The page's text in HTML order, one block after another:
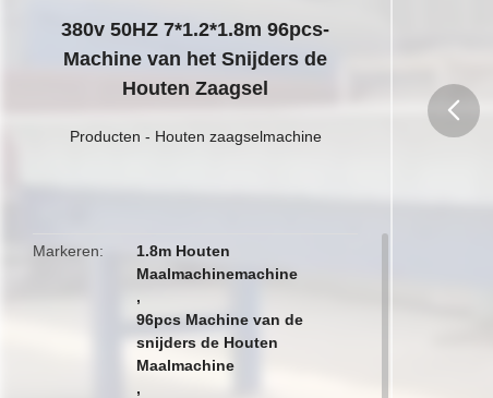
380v 50HZ 7*1.2*1.8m 96pcs-
Machine van het Snijders de
Houten Zaagsel
Producten - Houten zaagselmachine
Markeren
1.8m Houten
Maalmachinemachine
,
96pcs Machine van de
snijders de Houten
Maalmachine
,